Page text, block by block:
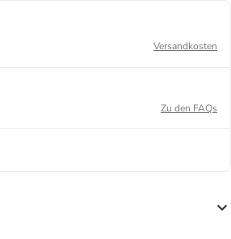
Versandkosten
Zu den FAQs